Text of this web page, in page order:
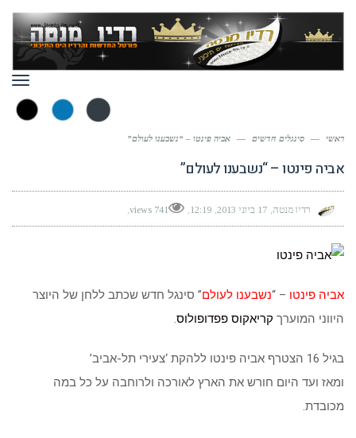
ראשי — סינגלים חדשים — אביה פינטו – “נשבענו לעולם”
אביה פינטו – “נשבענו לעולם”
רדיו מנטה 17 ביוני 2013 12:19
741 views
אביה פינטו – “נשבענו לעולם” סינגל חדש שכתב ללחן של היוצר
היווני המוערך קריאקוס פפדופולוס.
בגיל 16 הצטרף אביה פינטו ללהקת ‘צעירי תל-אביב’
ומאז ועד היום חורש את הארץ לאורכה ולרוחבה על כל במה
מכובדת.